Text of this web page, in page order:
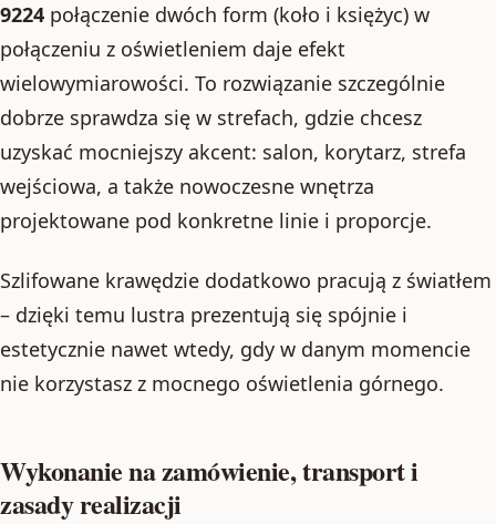
9224 połączenie dwóch form (koło i księżyc) w
połączeniu z oświetleniem daje efekt
wielowymiarowości. To rozwiązanie szczególnie
dobrze sprawdza się w strefach, gdzie chcesz
uzyskać mocniejszy akcent: salon, korytarz, strefa
wejściowa, a także nowoczesne wnętrza
projektowane pod konkretne linie i proporcje.
Szlifowane krawędzie dodatkowo pracują z światłem
– dzięki temu lustra prezentują się spójnie i
estetycznie nawet wtedy, gdy w danym momencie
nie korzystasz z mocnego oświetlenia górnego.
Wykonanie na zamówienie, transport i
zasady realizacji